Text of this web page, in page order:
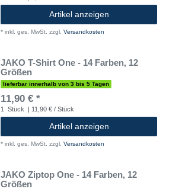
Artikel anzeigen
* inkl. ges. MwSt. zzgl. Versandkosten
JAKO T-Shirt One - 14 Farben, 12
Größen
lieferbar innerhalb von 3 bis 5 Tagen
11,90 € *
1 Stück | 11,90 € / Stück
Artikel anzeigen
* inkl. ges. MwSt. zzgl. Versandkosten
JAKO Ziptop One - 14 Farben, 12
Größen